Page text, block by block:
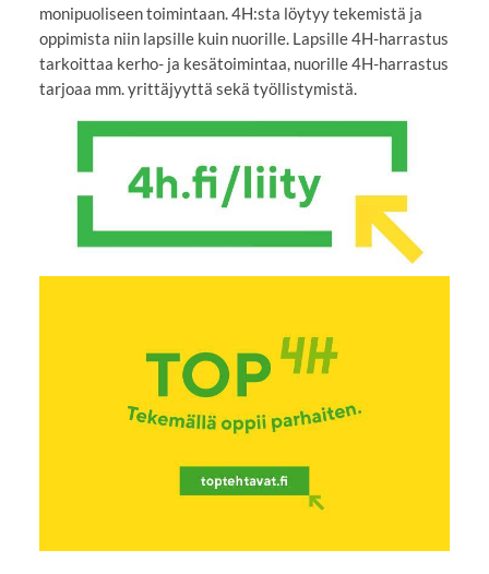
monipuoliseen toimintaan. 4H:sta löytyy tekemistä ja
oppimista niin lapsille kuin nuorille. Lapsille 4H-harrastus
tarkoittaa kerho- ja kesätoimintaa, nuorille 4H-harrastus
tarjoaa mm. yrittäjyyttä sekä työllistymistä.